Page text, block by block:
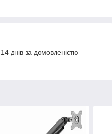
днів за домовленістю